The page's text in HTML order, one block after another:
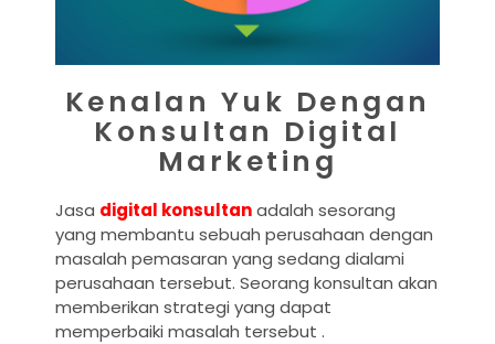
Kenalan Yuk Dengan
Konsultan Digital
Marketing
Jasa digital konsultanadalah sesorang
yang membantu sebuah perusahaan dengan
masalah pemasaran yang sedang dialami
perusahaan tersebut. Seorang konsultan akan
memberikan strategi yang dapat
memperbaiki masalah tersebut .